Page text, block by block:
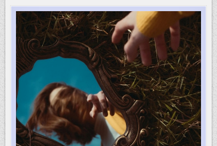
UNGARNS
NEUER
PRÄSIDENT
WERDEN